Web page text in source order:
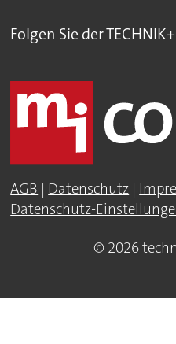
Folgen Sie der
AGB | Datenschutz |
Datenschutz-
© 2026